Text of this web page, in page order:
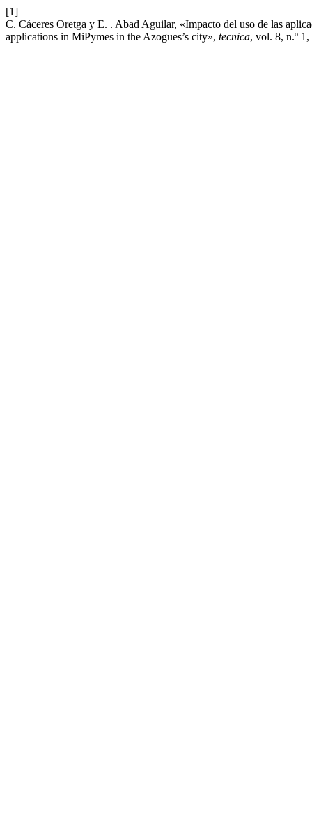
[1]
C. Cáceres Oretga y E. . Abad Aguilar, «Impacto del uso de las
applications in MiPymes in the Azogues’s city», tecnica, vol. 8, n.º